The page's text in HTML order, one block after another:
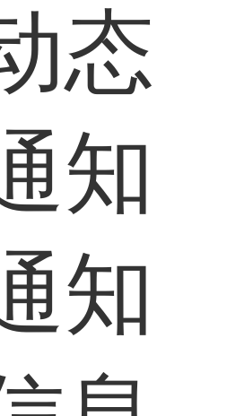
态
知
知